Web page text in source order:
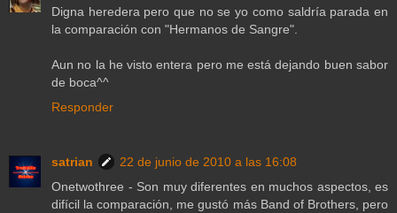
Digna heredera pero que no se yo como saldría parada en
la comparación con "Hermanos de Sangre".
Aun no la he visto entera pero me está dejando buen sabor
de boca^^
Responder
satrian
22 de junio de 2010 a las 16:08
Onetwothree - Son muy diferentes en muchos aspectos, es
difícil la comparación, me gustó más Band of Brothers, pero